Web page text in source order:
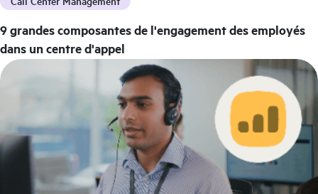
9 grandes composantes de l'engagement des employés
dans un centre d'appel